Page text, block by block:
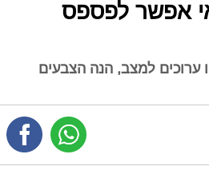
5 הצבעים שאי אפשר לפספס
ערוכים למצב, הנה הצבעים